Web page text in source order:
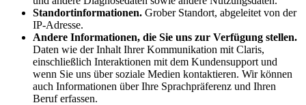
Standortinformationen. Grober Standort, abgeleitet von der
IP-Adresse.
Andere Informationen, die Sie uns zur Verfügung stellen.
Daten wie der Inhalt Ihrer Kommunikation mit Claris,
einschließlich Interaktionen mit dem Kundensupport und
wenn Sie uns über soziale Medien kontaktieren. Wir können
auch Informationen über Ihre Sprachpräferenz und Ihren
Beruf erfassen.